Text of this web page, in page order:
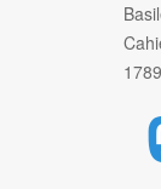
1789